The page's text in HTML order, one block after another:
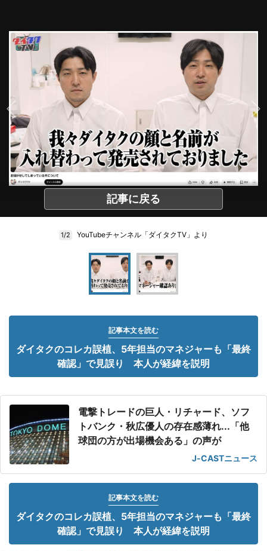
記事に戻る
1/2 YouTubeチャンネル「ダイタクTV」より
記事本文を読む
ダイタクのコレカ誤植、5年担当のマネジャーも「最終
確認」で見誤り 本人が経緯を説明
電撃トレードの巨人・リチャード、ソフ
トバンク・秋広優人の存在感薄れ...「他
球団の方が出場機会ある」の声が
J-CASTニュース
記事本文を読む
ダイタクのコレカ誤植、5年担当のマネジャーも「最終
確認」で見誤り 本人が経緯を説明